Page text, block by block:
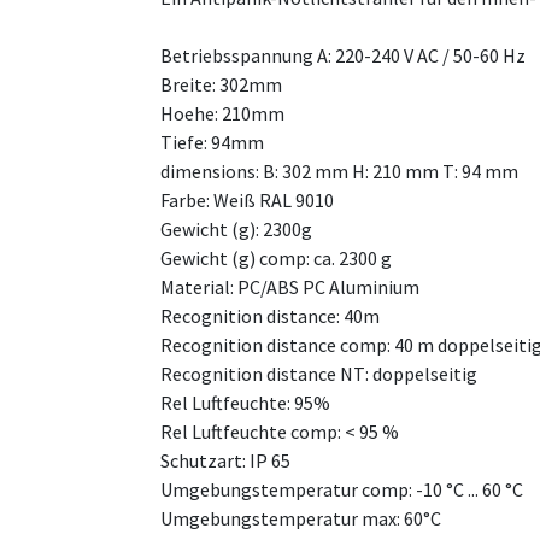
Betriebsspannung A: 220-240 V AC / 50-60 Hz
Breite: 302mm
Hoehe: 210mm
Tiefe: 94mm
dimensions: B: 302 mm H: 210 mm T: 94 mm
Farbe: Weiß RAL 9010
Gewicht (g): 2300g
Gewicht (g) comp: ca. 2300 g
Material: PC/ABS PC Aluminium
Recognition distance: 40m
Recognition distance comp: 40 m
Recognition distance NT: doppelseitig
Rel Luftfeuchte: 95%
Rel Luftfeuchte comp: < 95 %
Schutzart: IP 65
Umgebungstemperatur comp: -10 °C ... 60 °C
Umgebungstemperatur max: 60°C